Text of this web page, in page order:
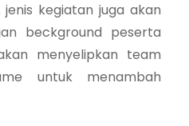
kegiatan juga akan
beckground peserta
menyelipkan team
untuk menambah